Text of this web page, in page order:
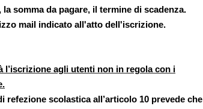
somma da pagare, il termine di scadenza.
mail indicato all'atto dell'iscrizione.
l’iscrizione agli utenti non in regola con i
scolastica all’articolo 10 prevede che